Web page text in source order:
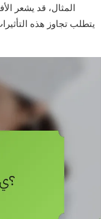
المثال، قد يشعر
يتطلب تجاوز هذه